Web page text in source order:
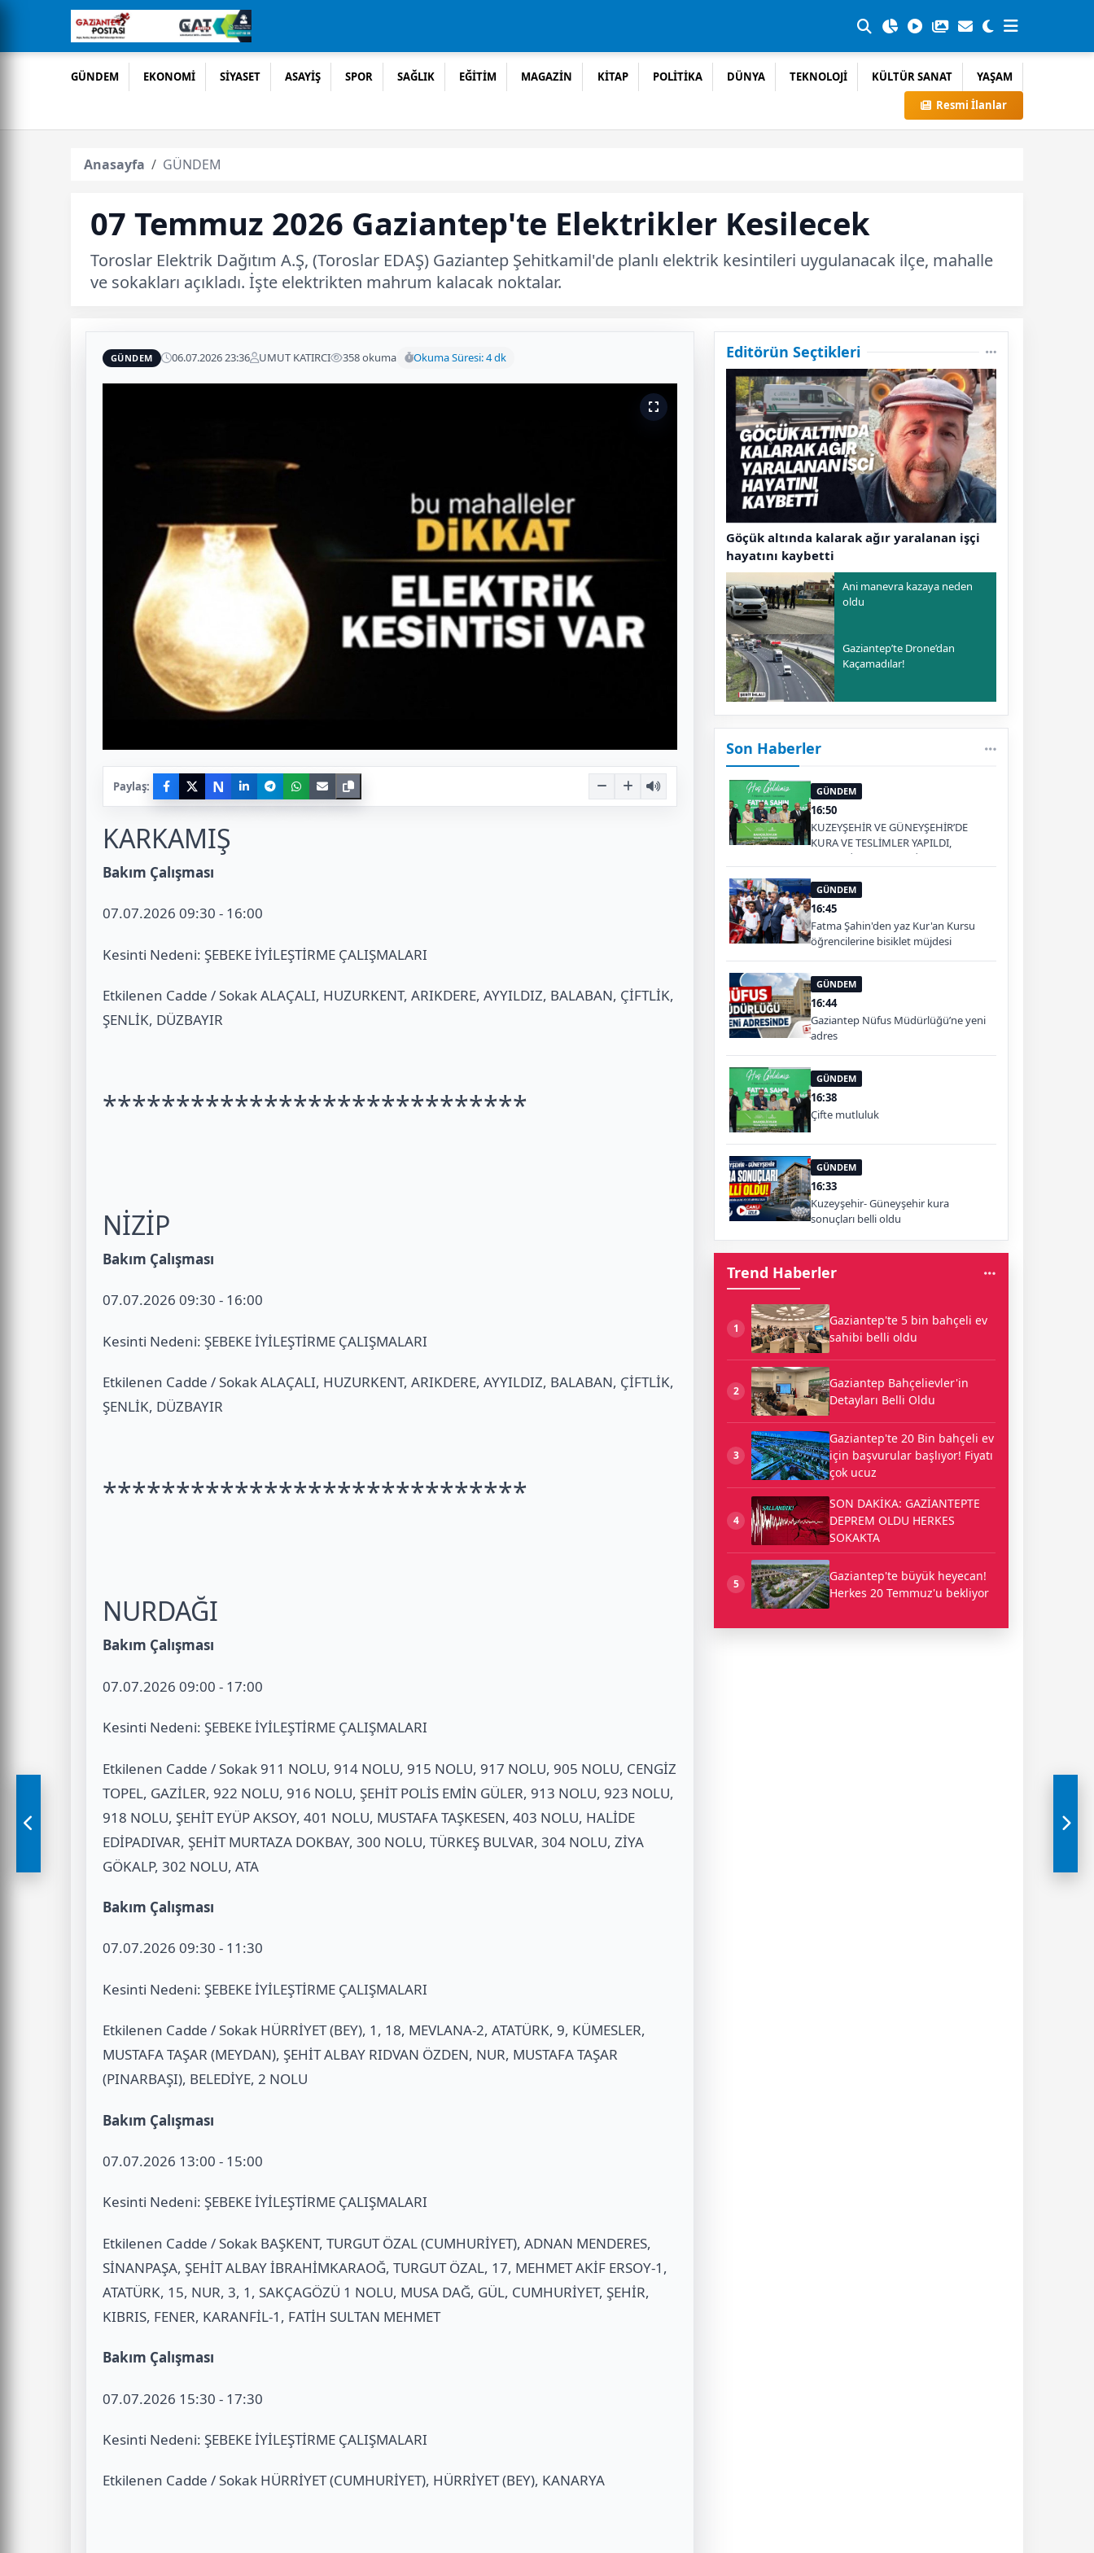
GÜNDEM EKONOMİ SİYASET ASAYİŞ SPOR SAĞLIK EĞİTİM MAGAZİN KİTAP POLİTİKA DÜNYA TEKNOLOJİ KÜLTÜR SANAT
YAŞAM
Resmi İlanlar
Anasayfa GÜNDEM
07 Temmuz 2026 Gaziantep'te Elektrikler Kesilecek
Toroslar Elektrik Dağıtım A.Ş, (Toroslar EDAŞ) Gaziantep Şehitkamil'de planlı elektrik kesintileri uygulanacak ilçe, mahalle
ve sokakları açıkladı. İşte elektrikten mahrum kalacak noktalar.
GÜNDEM 06.07.2026 23:36 UMUT KATIRCI 358 okuma Okuma Süresi: 4 dk
Paylaş: N
KARKAMIŞ
Bakım Çalışması
07.07.2026 09:30 - 16:00
Kesinti Nedeni: ŞEBEKE İYİLEŞTİRME ÇALIŞMALARI
Etkilenen Cadde / Sokak ALAÇALI, HUZURKENT, ARIKDERE, AYYILDIZ, BALABAN, ÇİFTLİK,
ŞENLİK, DÜZBAYIR
*****************************
NİZİP
Bakım Çalışması
07.07.2026 09:30 - 16:00
Kesinti Nedeni: ŞEBEKE İYİLEŞTİRME ÇALIŞMALARI
Etkilenen Cadde / Sokak ALAÇALI, HUZURKENT, ARIKDERE, AYYILDIZ, BALABAN, ÇİFTLİK,
ŞENLİK, DÜZBAYIR
*****************************
NURDAĞI
Bakım Çalışması
07.07.2026 09:00 - 17:00
Kesinti Nedeni: ŞEBEKE İYİLEŞTİRME ÇALIŞMALARI
Etkilenen Cadde / Sokak 911 NOLU, 914 NOLU, 915 NOLU, 917 NOLU, 905 NOLU, CENGİZ
TOPEL, GAZİLER, 922 NOLU, 916 NOLU, ŞEHİT POLİS EMİN GÜLER, 913 NOLU, 923 NOLU,
918 NOLU, ŞEHİT EYÜP AKSOY, 401 NOLU, MUSTAFA TAŞKESEN, 403 NOLU, HALİDE
EDİPADIVAR, ŞEHİT MURTAZA DOKBAY, 300 NOLU, TÜRKEŞ BULVAR, 304 NOLU, ZİYA
GÖKALP, 302 NOLU, ATA
Bakım Çalışması
07.07.2026 09:30 - 11:30
Kesinti Nedeni: ŞEBEKE İYİLEŞTİRME ÇALIŞMALARI
Etkilenen Cadde / Sokak HÜRRİYET (BEY), 1, 18, MEVLANA-2, ATATÜRK, 9, KÜMESLER,
MUSTAFA TAŞAR (MEYDAN), ŞEHİT ALBAY RIDVAN ÖZDEN, NUR, MUSTAFA TAŞAR
(PINARBAŞI), BELEDİYE, 2 NOLU
Bakım Çalışması
07.07.2026 13:00 - 15:00
Kesinti Nedeni: ŞEBEKE İYİLEŞTİRME ÇALIŞMALARI
Etkilenen Cadde / Sokak BAŞKENT, TURGUT ÖZAL (CUMHURİYET), ADNAN MENDERES,
SİNANPAŞA, ŞEHİT ALBAY İBRAHİMKARAOĞ, TURGUT ÖZAL, 17, MEHMET AKİF ERSOY-1,
ATATÜRK, 15, NUR, 3, 1, SAKÇAGÖZÜ 1 NOLU, MUSA DAĞ, GÜL, CUMHURİYET, ŞEHİR,
KIBRIS, FENER, KARANFİL-1, FATİH SULTAN MEHMET
Bakım Çalışması
07.07.2026 15:30 - 17:30
Kesinti Nedeni: ŞEBEKE İYİLEŞTİRME ÇALIŞMALARI
Etkilenen Cadde / Sokak HÜRRİYET (CUMHURİYET), HÜRRİYET (BEY), KANARYA
Editörün Seçtikleri
Göçük altında kalarak ağır yaralanan işçi
hayatını kaybetti
Ani manevra kazaya neden
oldu
Gaziantep’te Drone’dan
Kaçamadılar!
Son Haberler
GÜNDEM
16:50
KUZEYŞEHİR VE GÜNEYŞEHİR’DE
KURA VE TESLİMLER YAPILDI,
BAHÇELİEVLER’DE 5 BİN KONUTUN
GÜNDEM
16:45
Fatma Şahin'den yaz Kur'an Kursu
öğrencilerine bisiklet müjdesi
GÜNDEM
16:44
Gaziantep Nüfus Müdürlüğü’ne yeni
adres
GÜNDEM
16:38
Çifte mutluluk
GÜNDEM
16:33
Kuzeyşehir- Güneyşehir kura
sonuçları belli oldu
Trend Haberler
1
Gaziantep'te 5 bin bahçeli ev
sahibi belli oldu
2
Gaziantep Bahçelievler'in
Detayları Belli Oldu
3
Gaziantep'te 20 Bin bahçeli ev
için başvurular başlıyor! Fiyatı
çok ucuz
4
SON DAKİKA: GAZİANTEPTE
DEPREM OLDU HERKES
SOKAKTA
5
Gaziantep'te büyük heyecan!
Herkes 20 Temmuz'u bekliyor